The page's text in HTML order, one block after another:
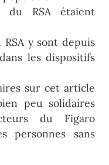
du RSA étaient
RSA y sont depuis
les dispositifs
sur cet article
peu solidaires
du Figaro
personnes sans